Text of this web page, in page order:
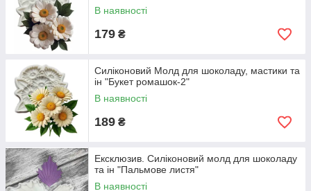
В наявності
179 ₴
Силіконовий Молд для шоколаду, мастики та
ін "Букет ромашок-2"
В наявності
189 ₴
Ексклюзив. Силіконовий молд для шоколаду
та ін "Пальмове листя"
В наявності